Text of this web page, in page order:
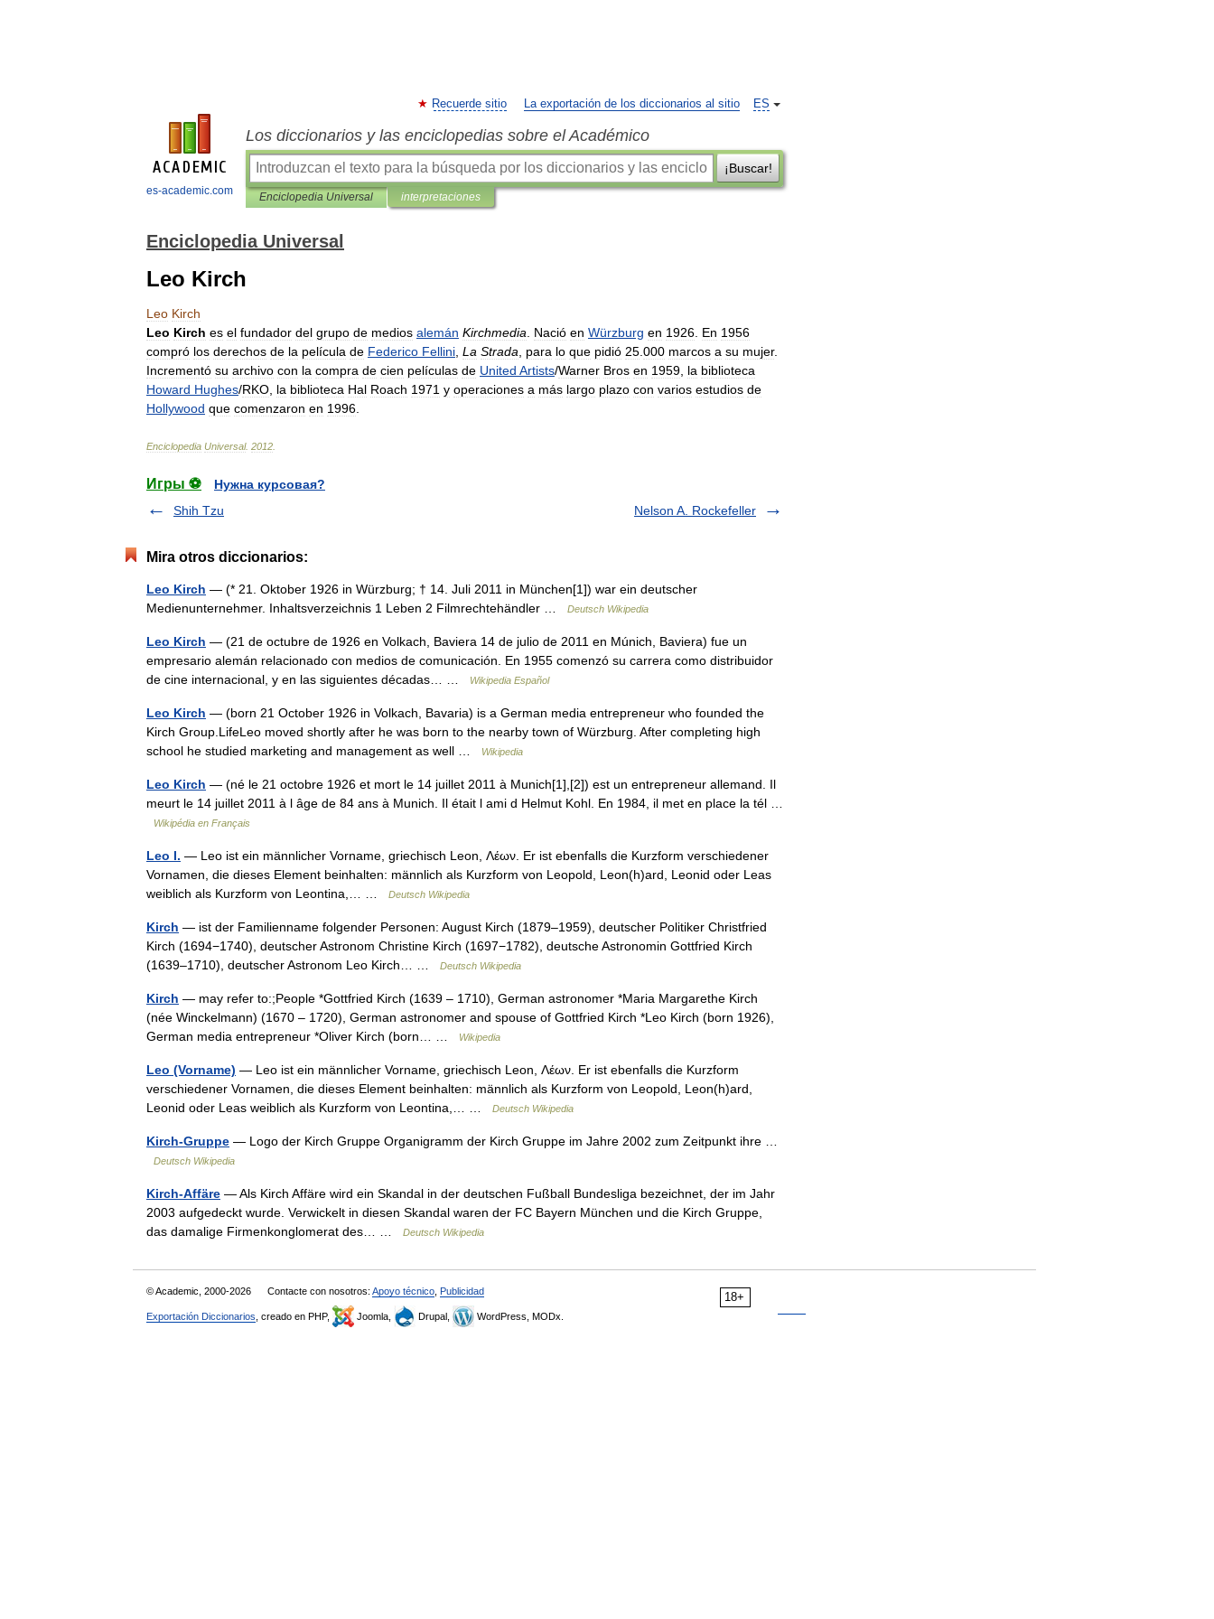
es-academic.com
ES
Recuerde sitio La exportación de los diccionarios al sitio
Los diccionarios y las enciclopedias sobre el Académico
¡Buscar!
Enciclopedia Universal interpretaciones
Enciclopedia Universal
Leo Kirch
Leo Kirch
Leo Kirch es el fundador del grupo de medios alemán Kirchmedia Nació en Würzburg en 1926 En 1956
compró los derechos de la película de Federico Fellini La Strada para lo que pidió 25 000 marcos a su mujer.
Incrementó su archivo con la compra de cien películas de United Artists/Warner Bros en 1959 la biblioteca
Howard Hughes/RKO la biblioteca Hal Roach 1971 y operaciones a más largo plazo con varios estudios de
Hollywood que comenzaron en 1996
Enciclopedia Universal. 2012
Игры ⚽
Нужна курсовая?
Shih Tzu
Nelson A. Rockefeller
Mira otros diccionarios:
Leo Kirch — (* 21. Oktober 1926 in Würzburg; † 14. Juli 2011 in München[1]) war ein deutscher
Medienunternehmer. Inhaltsverzeichnis 1 Leben 2 Filmrechtehändler …
Deutsch Wikipedia
Leo Kirch — (21 de octubre de 1926 en Volkach, Baviera 14 de julio de 2011 en Múnich, Baviera) fue un
empresario alemán relacionado con medios de comunicación. En 1955 comenzó su carrera como distribuidor
de cine internacional, y en las siguientes décadas… …
Wikipedia Español
Leo Kirch — (born 21 October 1926 in Volkach, Bavaria) is a German media entrepreneur who founded the
Kirch Group.LifeLeo moved shortly after he was born to the nearby town of Würzburg. After completing high
school he studied marketing and management as well …
Wikipedia
Leo Kirch — (né le 21 octobre 1926 et mort le 14 juillet 2011 à Munich[1],[2]) est un entrepreneur allemand. Il
meurt le 14 juillet 2011 à l âge de 84 ans à Munich. Il était l ami d Helmut Kohl. En 1984, il met en place la tél …
Wikipédia en Français
Leo I. — Leo ist ein männlicher Vorname, griechisch Leon, Λέων. Er ist ebenfalls die Kurzform verschiedener
Vornamen, die dieses Element beinhalten: männlich als Kurzform von Leopold, Leon(h)ard, Leonid oder Leas
weiblich als Kurzform von Leontina,… …
Deutsch Wikipedia
Kirch — ist der Familienname folgender Personen: August Kirch (1879–1959), deutscher Politiker Christfried
Kirch (1694−1740), deutscher Astronom Christine Kirch (1697−1782), deutsche Astronomin Gottfried Kirch
(1639–1710), deutscher Astronom Leo Kirch… …
Deutsch Wikipedia
Kirch — may refer to:;People *Gottfried Kirch (1639 – 1710), German astronomer *Maria Margarethe Kirch
(née Winckelmann) (1670 – 1720), German astronomer and spouse of Gottfried Kirch *Leo Kirch (born 1926),
German media entrepreneur *Oliver Kirch (born… …
Wikipedia
Leo (Vorname) — Leo ist ein männlicher Vorname, griechisch Leon, Λέων. Er ist ebenfalls die Kurzform
verschiedener Vornamen, die dieses Element beinhalten: männlich als Kurzform von Leopold, Leon(h)ard,
Leonid oder Leas weiblich als Kurzform von Leontina,… …
Deutsch Wikipedia
Kirch-Gruppe — Logo der Kirch Gruppe Organigramm der Kirch Gruppe im Jahre 2002 zum Zeitpunkt ihre …
Deutsch Wikipedia
Kirch-Affäre — Als Kirch Affäre wird ein Skandal in der deutschen Fußball Bundesliga bezeichnet, der im Jahr
2003 aufgedeckt wurde. Verwickelt in diesen Skandal waren der FC Bayern München und die Kirch Gruppe,
das damalige Firmenkonglomerat des… …
Deutsch Wikipedia
18+
© Academic, 2000-2026 Contacte con nosotros: Apoyo técnico Publicidad
Exportación Diccionarios , creado en PHP, Joomla, Drupal, WordPress, MODx.